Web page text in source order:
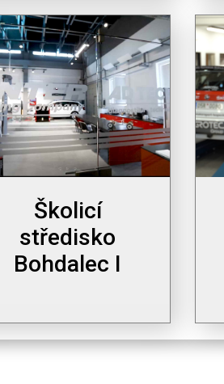
Školicí
středisko
Bohdalec I